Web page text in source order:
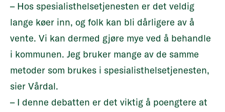
– Hos spesialisthelsetjenesten er det veldig
lange køer inn, og folk kan bli dårligere av å
vente. Vi kan dermed gjøre mye ved å behandle
i kommunen. Jeg bruker mange av de samme
metoder som brukes i spesialisthelsetjenesten,
sier Vårdal.
– I denne debatten er det viktig å poengtere at